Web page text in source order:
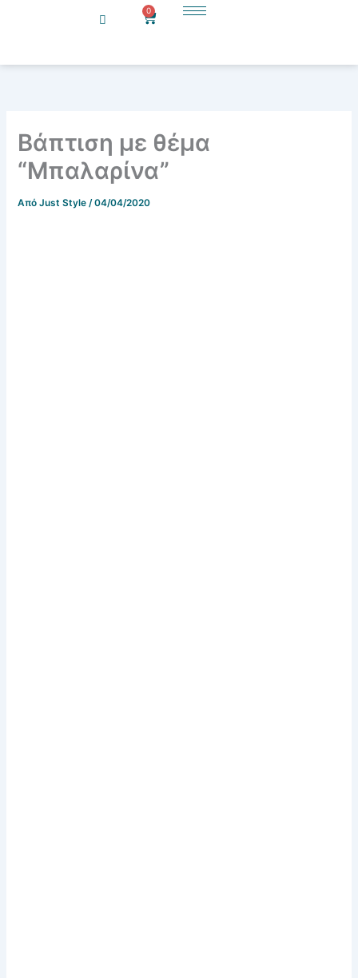
0
Cart
Βάπτιση με θέμα
“Μπαλαρίνα”
ΑπόJust Style/04/04/2020